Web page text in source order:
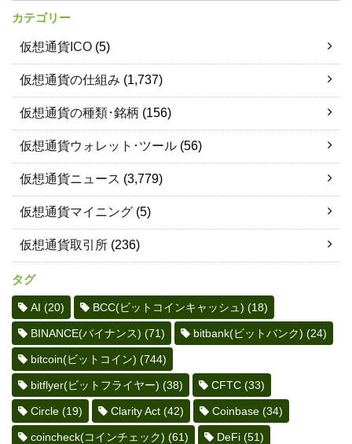
カテゴリー
仮想通貨ICO (5)
仮想通貨の仕組み (1,737)
仮想通貨の種類･銘柄 (156)
仮想通貨ウォレット･ツール (56)
仮想通貨ニュース (3,779)
仮想通貨マイニング (5)
仮想通貨取引所 (236)
タグ
AI (20) BCC(ビットコインキャッシュ) (18)
BINANCE(バイナンス) (71) bitbank(ビットバンク) (24)
bitcoin(ビットコイン) (744)
bitflyer(ビットフライヤー) (38) CFTC (33)
Circle (19) Clarity Act (42) Coinbase (34)
coincheck(コインチェック) (61) DeFi (51)